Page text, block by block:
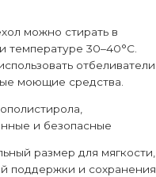
можно стирать в
температуре 30–40°C.
отбеливатели
моющие средства.
и безопасные
размер для мягкости,
поддержки и сохранения